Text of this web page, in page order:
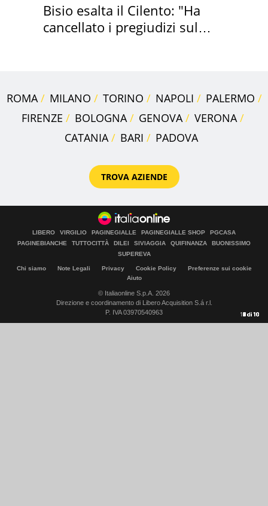
1di10
2di10
3di10
4di10
5di10
6di10
7di10
8di10
9di10
10di10
Bisio esalta il Cilento: "Ha
cancellato i pregiudizi sul
ROMA MILANO TORINO NAPOLI
PALERMO
FIRENZE
BOLOGNA GENOVA
VERONA
CATANIA
BARI PADOVA
TROVA AZIENDE
LIBERO VIRGILIO PAGINEGIALLE PAGINEGIALLE SHOP
PGCASA
PAGINEBIANCHE
TUTTOCITTÀ DILEI SIVIAGGIA QUIFINANZA
BUONISSIMO
SUPEREVA
Chi siamo Note Legali Privacy Cookie Policy
Preferenze sui cookie
Aiuto
© Italiaonline S.p.A. 2026
Direzione e coordinamento di Libero Acquisition S.á r.l.
P. IVA 03970540963